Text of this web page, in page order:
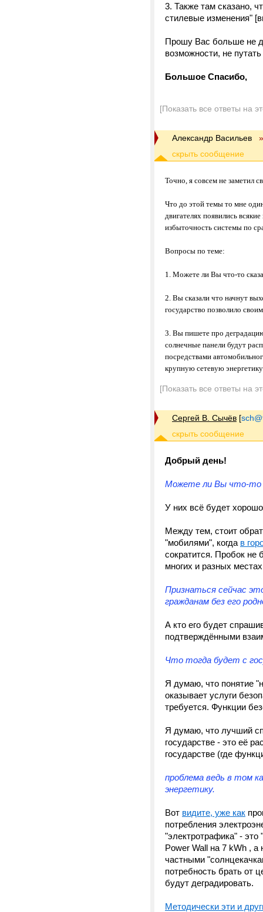
3. Также там сказано,
стилевые изменения"
Прошу Вас больше не
возможности, не
Большое Спасибо,
[Показать все ответы на
Александр Васильев »
Точно, я совсем не заметил
Что до этой темы то мне
двигателях появились
избыточность системы по
Вопросы по теме:
1. Можете ли Вы что-то
2. Вы сказали что начнут
государство позволило
3. Вы пишете про
солнечные панели будут
посредствами
крупную сетевую
[Показать все ответы на
Сергей В. Сычёв [
Добрый день!
Можете ли Вы что-то
У них всё будет
Между тем, стоит
"мобилями", когда в
сократится. Пробок не
многих и разных
Признаться сейчас
гражданам без его
А кто его будет
подтверждёнными
Что тогда будет с
Я думаю, что понятие
оказывает услуги
требуется. Функции
Я думаю, что лучший
государстве - это её
государстве (где
проблема ведь в том
энергетику.
Вот видите, уже как
потребления
"электротрафика" - это
Power Wall на 7 kWh ,
частными
потребность брать от
будут деградировать.
Методически эти и